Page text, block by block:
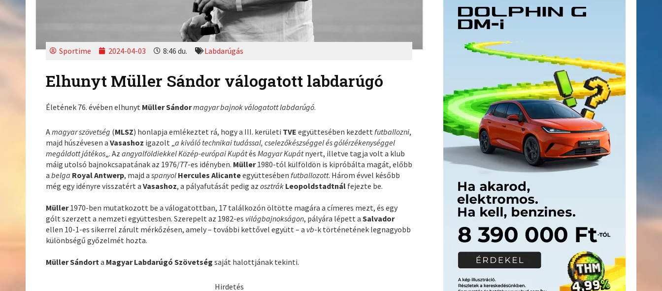
Sportime 2024-04-03 8:46 du. Labdarúgás
Elhunyt Müller Sándor válogatott labdarúgó
Életének 76. évében elhunyt Müller Sándormagyar bajnok válogatott labdarúgó.
Amagyar szövetség (MLSZ) honlapja emlékeztet rá, hogy a III. kerületi TVEegyüttesében kezdett futballozni,
majd húszévesen aVasashoz igazolt „a kiváló technikai tudással, cselezőkészséggel és gólérzékenységgel
megáldott játékos „. Azangyalföldiekkel Közép-európai KupátésMagyar Kupátnyert, illetve tagja volt a klub
máig utolsó bajnokcsapatának az 1976/77-es idényben. Müller1980-tól külföldön is kipróbálta magát, előbb
abelga Royal Antwerp, majd aspanyol Hercules Alicanteegyüttesében futballozott. Három évvel később
még egy idényre visszatért aVasashoz, a pályafutását pedig azosztrák Leopoldstadtnál fejezte be.
Müller1970-ben mutatkozott be a válogatottban, 17 találkozón öltötte magára a címeres mezt, és egy
gólt szerzett a nemzeti együttesben. Szerepelt az 1982-es világbajnokságon, pályára lépett aSalvador
ellen 10-1-es sikerrel zárult mérkőzésen, amely – további kettővel együtt – a vb-k történetének legnagyobb
különbségű győzelmét hozta.
Müller Sándorta Magyar Labdarúgó Szövetségsaját halottjának tekinti.
Hirdetés